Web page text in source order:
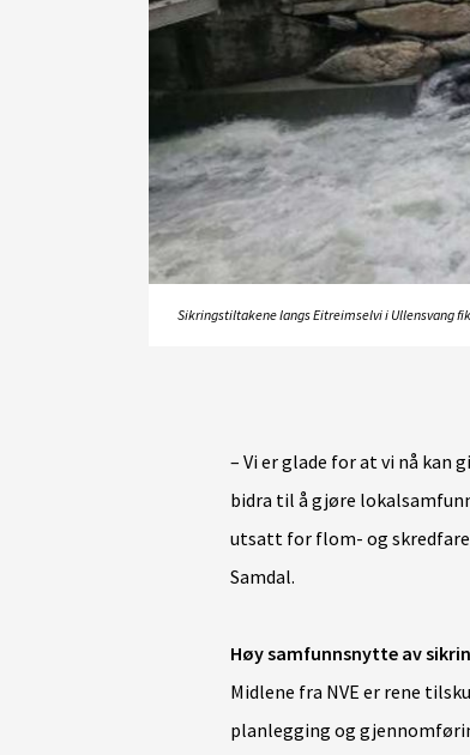
Sikringstiltakene langs Eitreimselvi i Ullensvang
– Vi er glade for at vi nå kan
bidra til å gjøre
utsatt for flom- og
Samdal.
Høy samfunnsnytte av
Midlene fra NVE er rene
planlegging og